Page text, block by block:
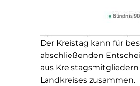
Der Kreistag kann für
abschließenden
aus
Landkreises zusammen.